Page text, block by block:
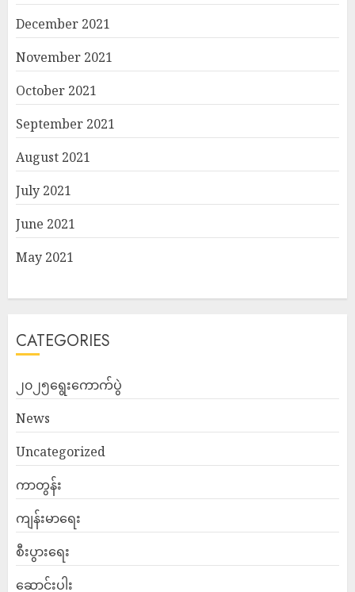
December 2021
November 2021
October 2021
September 2021
August 2021
July 2021
June 2021
May 2021
CATEGORIES
၂၀၂၅ရွေးကောက်ပွဲ
News
Uncategorized
ကာတွန်း
ကျန်းမာရေး
စီးပွားရေး
ဆောင်းပါး